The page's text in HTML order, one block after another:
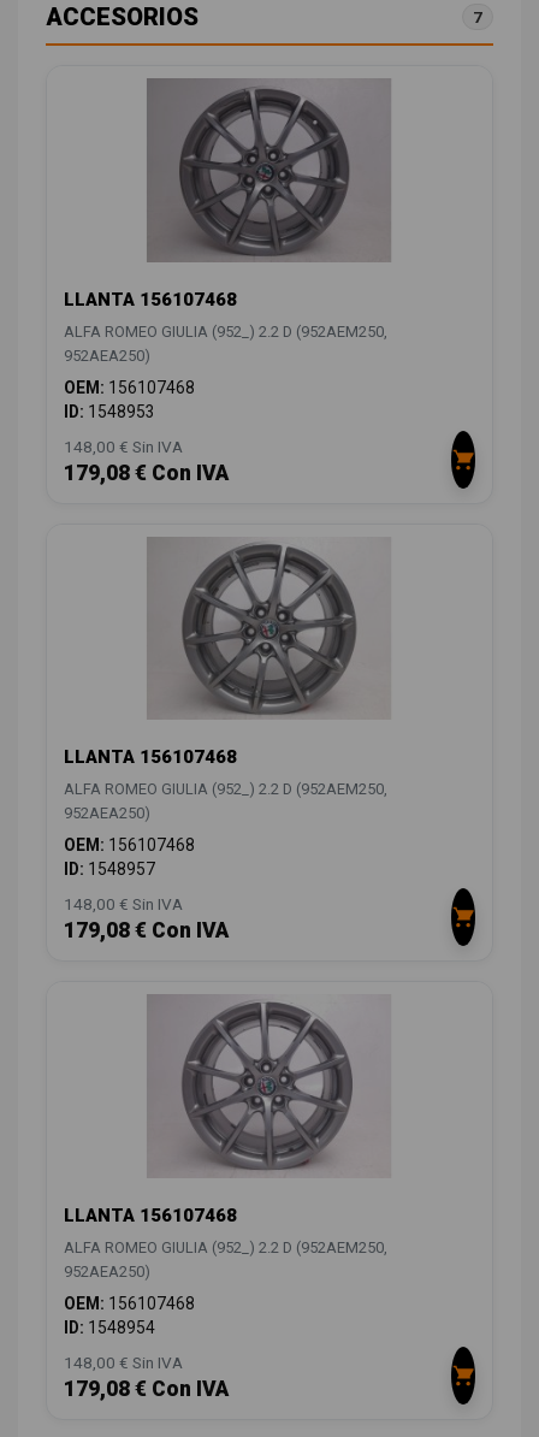
ACCESORIOS 7
LLANTA 156107468
ALFA ROMEO GIULIA (952_) 2.2 D (952AEM250,
952AEA250)
OEM: 156107468
ID: 1548953
148,00 € Sin IVA
179,08 € Con IVA
LLANTA 156107468
ALFA ROMEO GIULIA (952_) 2.2 D (952AEM250,
952AEA250)
OEM: 156107468
ID: 1548957
148,00 € Sin IVA
179,08 € Con IVA
LLANTA 156107468
ALFA ROMEO GIULIA (952_) 2.2 D (952AEM250,
952AEA250)
OEM: 156107468
ID: 1548954
148,00 € Sin IVA
179,08 € Con IVA